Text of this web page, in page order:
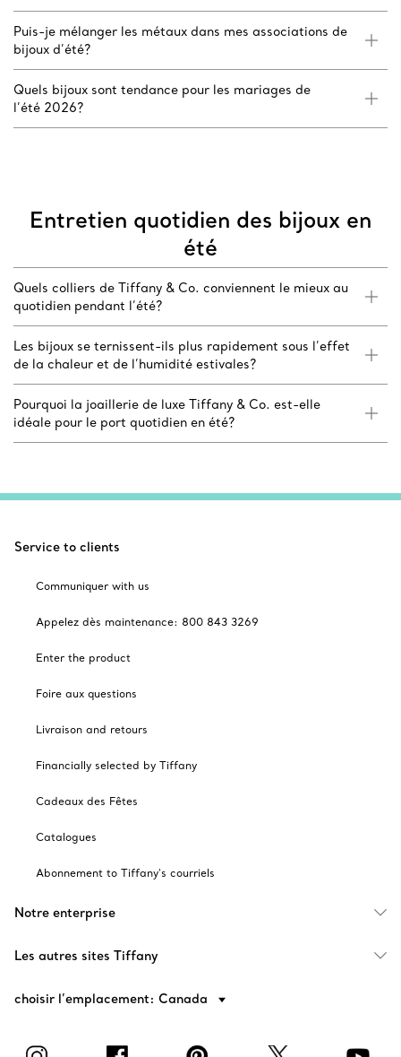
Puis-je mélanger les métaux dans mes associations de
bijoux d’été?
Quels bijoux sont tendance pour les mariages de
l’été 2026?
Entretien quotidien des bijoux en
été
Quels colliers de Tiffany & Co. conviennent le mieux au
quotidien pendant l’été?
Les bijoux se ternissent-ils plus rapidement sous l’effet
de la chaleur et de l’humidité estivales?
Pourquoi la joaillerie de luxe Tiffany & Co. est-elle
idéale pour le port quotidien en été?
Service to clients
Communiquer with us
Appelez dès maintenance: 800 843 3269
Enter the product
Foire aux questions
Livraison and retours
Financially selected by Tiffany
Cadeaux des Fêtes
Catalogues
Abonnement to Tiffany's courriels
Notre enterprise
Les autres sites Tiffany
choisir l’emplacement: Canada